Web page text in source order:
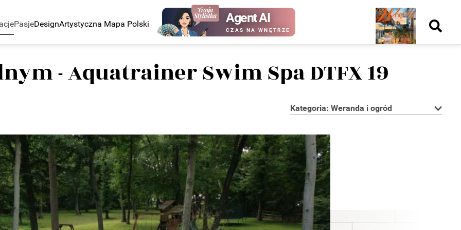
PasjeDesignArtystyczna Mapa Polski Agent AI
CZAS NA WNĘTRZE
Nowy
numer
kup ten
- Aquatrainer Swim Spa DTFX 19
Kategoria: Weranda i ogród